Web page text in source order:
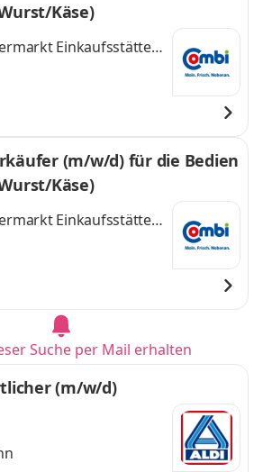
Käse)
Einkaufsstätte
(m/w/d) für die Bedien
Käse)
Einkaufsstätte
Suche per Mail erhalten
(m/w/d)